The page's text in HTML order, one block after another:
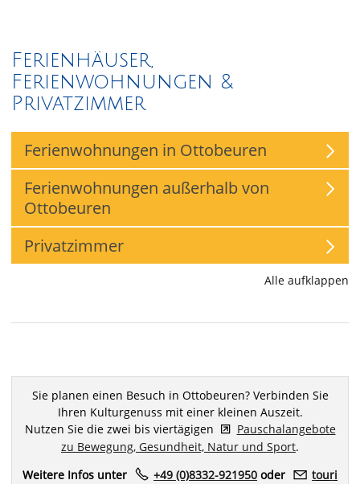
Ferienhäuser,
Ferienwohnungen &
Privatzimmer
Ferienwohnungen in Ottobeuren
Ferienwohnungen außerhalb von
Ottobeuren
Privatzimmer
Alle aufklappen
Sie planen einen Besuch in Ottobeuren? Verbinden Sie
Ihren Kulturgenuss mit einer kleinen Auszeit.
Nutzen Sie die zwei bis viertägigen
Pauschalangebote
zu Bewegung, Gesundheit, Natur und Sport.
Weitere Infos unter
+49 (0)8332-921950 oder t
r